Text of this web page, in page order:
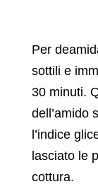
Per
sottili e
30 minuti.
dell’amido
l’indice
lasciato le
cottura.